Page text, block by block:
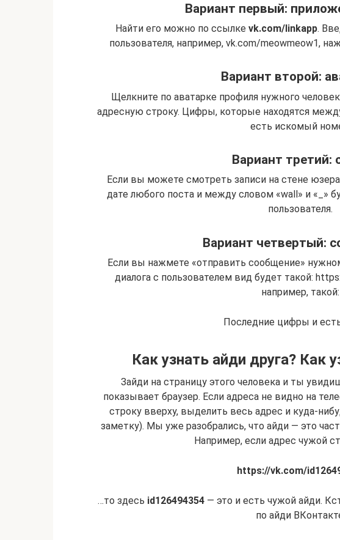
Вариант первый:
Найти его можно по ссылке vk.com/linkapp.
пользователя, например, vk.com/meowmeow1,
Вариант второй:
Щелкните по аватарке профиля нужного
адресную строку. Цифры, которые находятся
есть искомый
Вариант третий:
Если вы можете смотреть записи на стене
дате любого поста и между словом «wall» и «_»
пользователя.
Вариант четвертый:
Если вы нажмете «отправить сообщение»
диалога с пользователем вид будет такой:
например, такой:
Последние цифры и
Как узнать айди друга? Как
Зайди на страницу этого человека и ты
показывает браузер. Если адреса не видно на
строку вверху, выделить весь адрес и куда-
заметку). Мы уже разобрались, что айди — это
Например, если адрес чужой
https://vk.com/
…то здесь id126494354 — это и есть чужой айди.
по айди